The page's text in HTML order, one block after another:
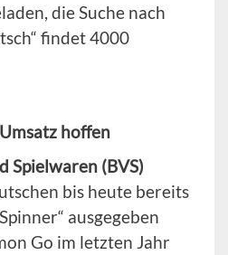
die Suche nach
findet 4000
hoffen
Spielwaren (BVS)
bis heute bereits
ausgegeben
Go im letzten Jahr